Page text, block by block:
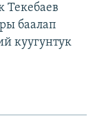
Текебаев
баалап
куугунтук